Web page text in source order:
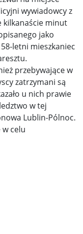
wywiadowcy z
kilkanaście minut
jako
letni mieszkaniec
przebywające w
zatrzymani są
u nich prawie
w tej
Lublin-Pólnoc.
w celu